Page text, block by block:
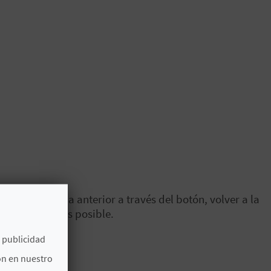
a la página anterior a través del botón, volver a la
lo antes posible.
publicidad
en nuestro